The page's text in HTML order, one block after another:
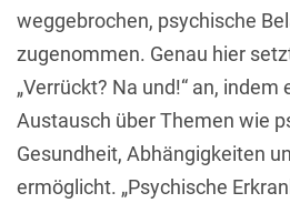
weggebrochen, psychische
zugenommen. Genau hier
„Verrückt? Na und!“ an,
Austausch über Themen wie
Gesundheit, Abhängigkeiten
ermöglicht. „Psychische